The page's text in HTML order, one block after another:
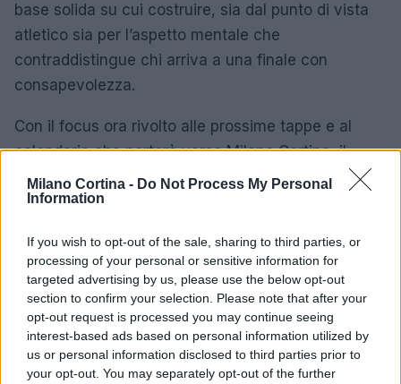
Milano Cortina - Do Not Process My Personal
Information
If you wish to opt-out of the sale, sharing to third parties, or
processing of your personal or sensitive information for
targeted advertising by us, please use the below opt-out
section to confirm your selection. Please note that after your
opt-out request is processed you may continue seeing
interest-based ads based on personal information utilized by
us or personal information disclosed to third parties prior to
your opt-out. You may separately opt-out of the further
base solida su cui costruire, sia dal punto di vista
atletico sia per l’aspetto mentale che
contraddistingue chi arriva a una finale con
consapevolezza.
Con il focus ora rivolto alle prossime tappe e al
calendario che porterà verso Milano Cortina, il
gruppo azzurro continuerà il lavoro di
perfezionamento tecnico e tattico: allenamenti
accurata delle attrezzature saranno elementi
fondamentali per trasformare i segnali positivi
raccolti in medaglie e risultati concreti.
AUTORE